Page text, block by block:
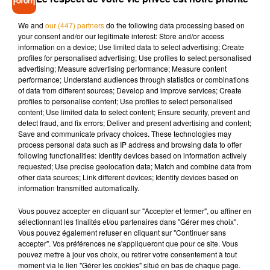
#KohLanta Hier soir, l'aventure Koh-Lanta : l'île des Héros
s'est terminée ! �xܲ Revivez la finale sur @mytf1_off !
�x� Qu'avez vous pensé de cette saison ? Dites-le-nous
dans les commentaires ! �x!
Une publication partagée parKohLantaTF1(@kohlantatf1) le
Le combat des régions
Une future saison marquée par une nouveauté inédite, et pas
des moindres ! En effet, selon les informations recueillies par
Télé Loisirs,les aventuriers de cette prochaine édition seront
répartis dans des équipes non déterminées par des chefs
d'équipe mais par... leur région d'origine. Ainsi, les candidats
venant du Sud affronteront ceux du Nord, du Grand Ouest et
du Grand Est de la France. Pour la première fois dans
l'histoire deKoh-lanta, il y aura donc au programme quatre
équipes.Pour rappel, pour la quatrième fois
consécutive,c’est aux îles Fidji que se déroulera cette
We and our (447) partnersdo the following data processing based on
your consent and/or our legitimate interest: Store and/or access
information on a device; Use limited data to select advertising; Create
profiles for personalised advertising; Use profiles to select personalised
advertising; Measure advertising performance; Measure content
performance; Understand audiences through statistics or combinations
of data from different sources; Develop and improve services; Create
profiles to personalise content; Use profiles to select personalised
content; Use limited data to select content; Ensure security, prevent and
detect fraud, and fix errors; Deliver and present advertising and content;
Save and communicate privacy choices. These technologies may
process personal data such as IP address and browsing data to offer
following functionalities: Identify devices based on information actively
requested; Use precise geolocation data; Match and combine data from
other data sources; Link different devices; Identify devices based on
information transmitted automatically.
Vous pouvez accepter en cliquant sur "Accepter et fermer", ou affiner en
sélectionnant les finalités et/ou partenaires dans "Gérer mes choix".
Vous pouvez également refuser en cliquant sur "Continuer sans
accepter". Vos préférences ne s'appliqueront que pour ce site. Vous
pouvez mettre à jour vos choix, ou retirer votre consentement à tout
moment via le lien "Gérer les cookies" situé en bas de chaque page.